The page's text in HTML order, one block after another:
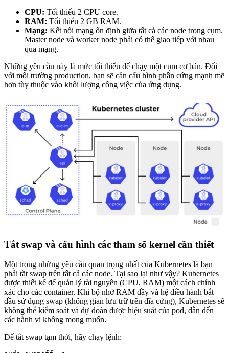
CPU: Tối thiểu 2 CPU core.
RAM: Tối thiểu 2 GB RAM.
Mạng: Kết nối mạng ổn định giữa tất cả các node trong cụm.
Master node và worker node phải có thể giao tiếp với nhau
qua mạng.
Những yêu cầu này là mức tối thiểu để chạy một cụm cơ bản. Đối
với môi trường production, bạn sẽ cần cấu hình phần cứng mạnh mẽ
hơn tùy thuộc vào khối lượng công việc của ứng dụng.
Tắt swap và cấu hình các tham số kernel cần thiết
Một trong những yêu cầu quan trọng nhất của Kubernetes là bạn
phải tắt swap trên tất cả các node. Tại sao lại như vậy? Kubernetes
được thiết kế để quản lý tài nguyên (CPU, RAM) một cách chính
xác cho các container. Khi bộ nhớ RAM đầy và hệ điều hành bắt
đầu sử dụng swap (không gian lưu trữ trên đĩa cứng), Kubernetes sẽ
không thể kiểm soát và dự đoán được hiệu suất của pod, dẫn đến
các hành vi không mong muốn.
Để tắt swap tạm thời, hãy chạy lệnh: